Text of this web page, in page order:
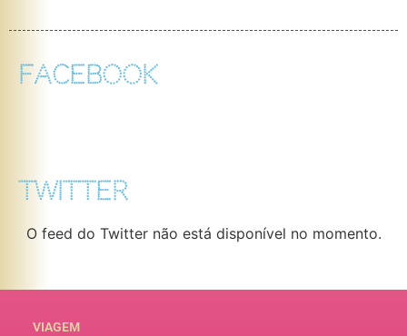
FACEBOOK
TWITTER
O feed do Twitter não está disponível no momento.
VIAGEM